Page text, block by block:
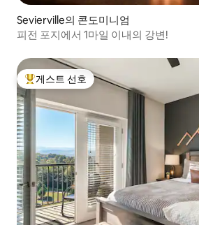
Sevierville의 콘도미니엄
피전 포지에서 1마일 이내의 강변!
상위 게스트 선호
게스트 선호